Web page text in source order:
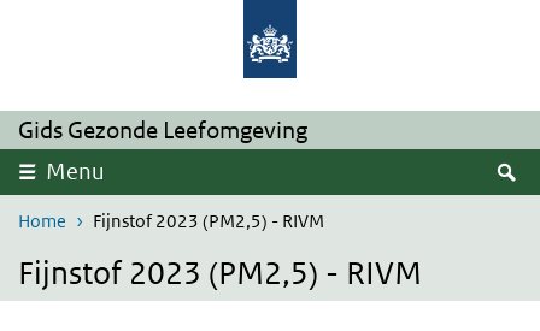
Overslaan en naar de inhoud gaan
Gids Gezonde Leefomgeving
Menu
Home Fijnstof 2023 (PM2,5) - RIVM
Fijnstof 2023 (PM2,5) - RIVM